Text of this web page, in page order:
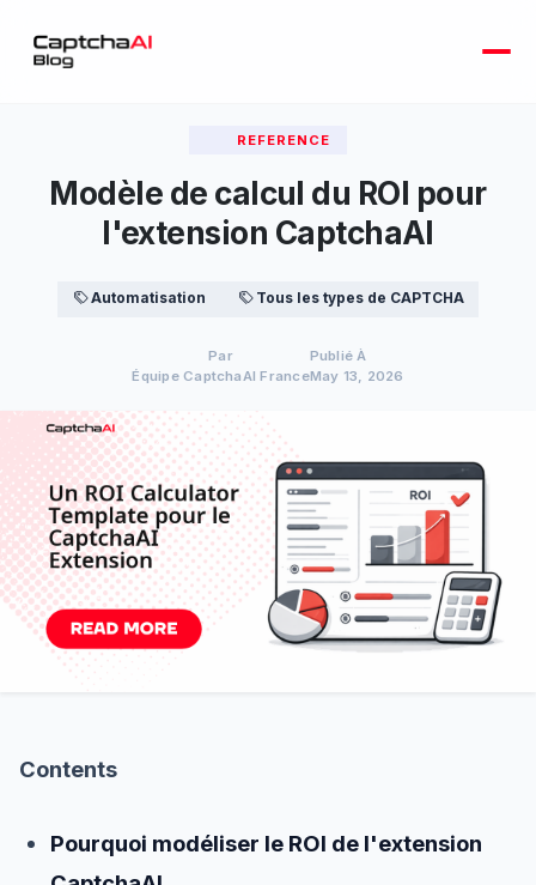
REFERENCE
Modèle de calcul du ROI pour
l'extension CaptchaAI
Automatisation Tous les types de CAPTCHA
Par
Équipe CaptchaAI France
Publié À
May 13, 2026
Contents
Pourquoi modéliser le ROI de l'extension